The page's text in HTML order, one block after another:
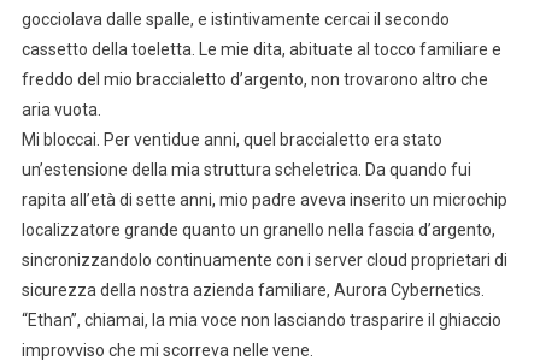
gocciolava dalle spalle, e istintivamente cercai il secondo
cassetto della toeletta. Le mie dita, abituate al tocco familiare e
freddo del mio braccialetto d’argento, non trovarono altro che
aria vuota.
Mi bloccai. Per ventidue anni, quel braccialetto era stato
un’estensione della mia struttura scheletrica. Da quando fui
rapita all’età di sette anni, mio padre aveva inserito un microchip
localizzatore grande quanto un granello nella fascia d’argento,
sincronizzandolo continuamente con i server cloud proprietari di
sicurezza della nostra azienda familiare, Aurora Cybernetics.
“Ethan”, chiamai, la mia voce non lasciando trasparire il ghiaccio
improvviso che mi scorreva nelle vene.